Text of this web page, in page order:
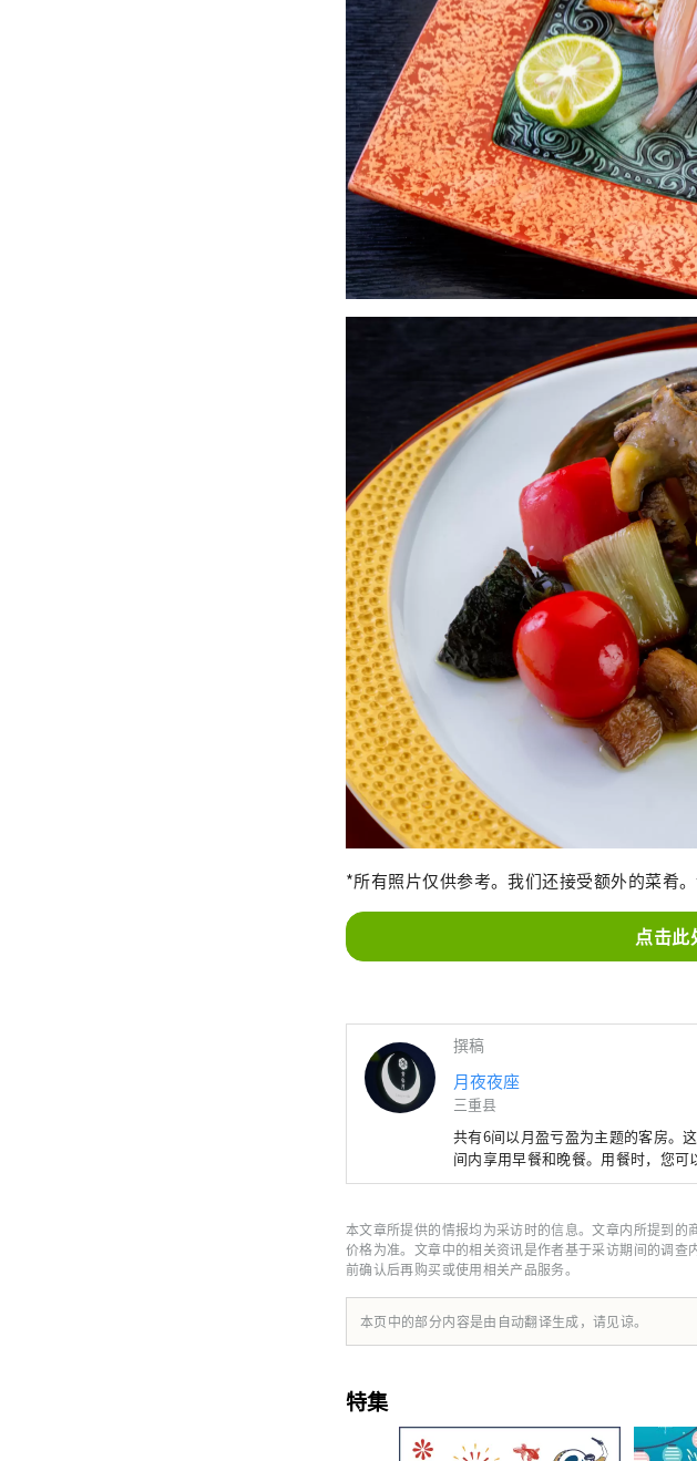
*所有照片仅供参考。我们还接受额外的菜肴。
点击此
撰稿
月夜夜座
三重县
共有6间以月盈亏盈为主题的客房。
间内享用早餐和晚餐。用餐时，您可
本文章所提供的情报均为采访时的信息。文章内所提到的
价格为准。文章中的相关资讯是作者基于采访期间的调
前确认后再购买或使用相关产品服务。
本页中的部分内容是由自动翻译生成，请见谅。
特集